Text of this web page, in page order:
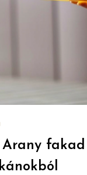
Arany